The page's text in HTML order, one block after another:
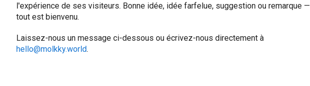
l'expérience de ses visiteurs. Bonne idée, idée farfelue, suggestion ou remarque —
tout est bienvenu.
Laissez-nous un message ci-dessous ou écrivez-nous directement à
hello@molkky.world.